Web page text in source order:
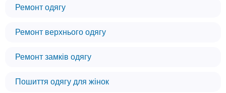
Ремонт одягу
Ремонт верхнього одягу
Ремонт замків одягу
Пошиття одягу для жінок